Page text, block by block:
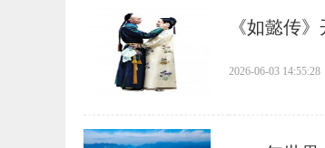
《如懿传
2026-06-03 14:55:28